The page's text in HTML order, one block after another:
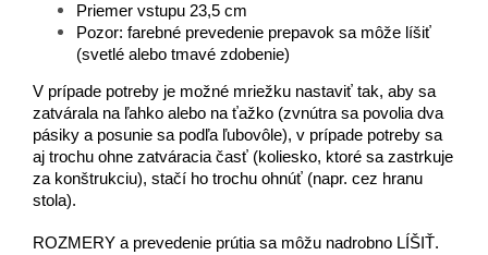
Priemer vstupu 23,5 cm
Pozor: farebné prevedenie prepavok sa môže líšiť
(svetlé alebo tmavé zdobenie)
V prípade potreby je možné mriežku nastaviť tak, aby sa
zatvárala na ľahko alebo na ťažko (zvnútra sa povolia dva
pásiky a posunie sa podľa ľubovôle), v prípade potreby sa
aj trochu ohne zatváracia časť (koliesko, ktoré sa zastrkuje
za konštrukciu), stačí ho trochu ohnúť (napr. cez hranu
stola).
ROZMERY a prevedenie prútia sa môžu nadrobno LÍŠIŤ.